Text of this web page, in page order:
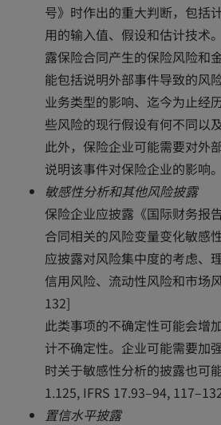
e
w
t
a
b
号》时作出的重大判断，包括
用的输入值、假设和估计技术
露保险合同产生的保险风险和
能包括说明外部事件导致的风
业务类型的影响、迄今为止经
些风险的现行假设有何不同以
此外，保险企业可能需要对外
说明该事件对保险企业的影响。
敏感性分析和其他风险披露
保险企业应披露《国际财务报
合同相关的风险变量变化敏感
应披露对风险集中度的考虑、
信用风险、流动性风险和市场
132]
此类事项的不确定性可能会增
计不确定性。企业可能需要加
时关于敏感性分析的披露也可
1.125, IFRS 17.93–94,
置信水平披露